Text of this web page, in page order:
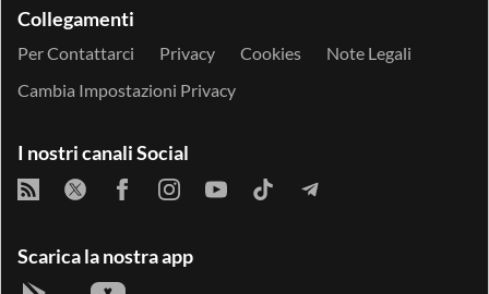
Collegamenti
Per Contattarci Privacy Cookies
Note Legali
Cambia Impostazioni Privacy
I nostri canali Social
Scarica la nostra app